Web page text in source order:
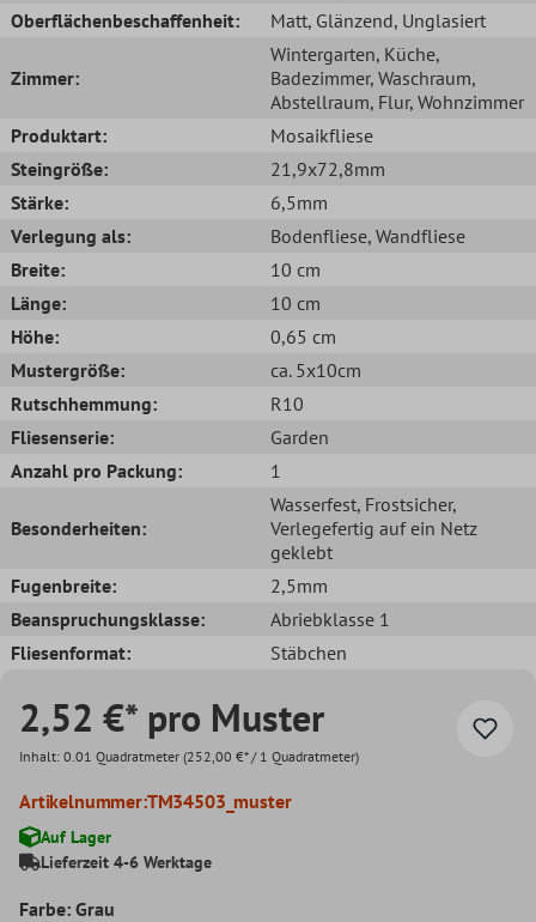
Oberflächenbeschaffenheit:
Matt, Glänzend, Unglasiert
Zimmer:
Wintergarten, Küche,
Badezimmer, Waschraum,
Abstellraum, Flur, Wohnzimmer
Produktart:
Mosaikfliese
Steingröße:
21,9x72,8mm
Stärke:
6,5mm
Verlegung als:
Bodenfliese, Wandfliese
Breite:
10 cm
Länge:
10 cm
Höhe:
0,65 cm
Mustergröße:
ca. 5x10cm
Rutschhemmung:
R10
Fliesenserie:
Garden
Anzahl pro Packung:
1
Besonderheiten:
Wasserfest, Frostsicher,
Verlegefertig auf ein Netz
geklebt
Fugenbreite:
2,5mm
Beanspruchungsklasse:
Abriebklasse 1
Fliesenformat:
Stäbchen
2,52 €* pro Muster
Inhalt: 0.01 Quadratmeter (252,00 €* / 1 Quadratmeter)
Artikelnummer:TM34503_muster
Auf Lager
Lieferzeit 4-6 Werktage
Farbe: Grau